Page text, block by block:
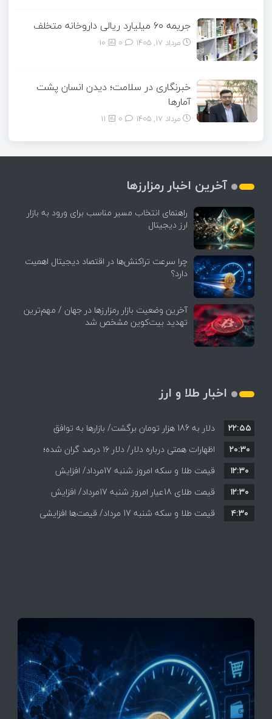
جریمه ۶۰ میلیارد ریالی داروخانه متخلف
مرداد ۱۷, ۱۴۰۵ 10
خبرنگاری در سلامت؛ دیدن انسان پشت
آمارها
مرداد ۱۷, ۱۴۰۵ 11
آخرین اخبار رمزارزها
راهنمای انتخاب مسیر مناسب برای ورود به بازار
ارز دیجیتال
چرا سرعت تراکنش‌ها در اقتصاد دیجیتال اهمیت
دارد؟
آخرین وضعیت بازار رمزارزها در جهان / مهم‌ترین
تهدید بیت‌کوین مشخص شد
اخبار طلا و ارز
دلار به 186 هزار تومان برگشت/ بازارها به توافق
احتمالی هرمز چه واکنشی نشان دادند؟
۲۲:۵۵
اظهارات همتی درباره دلار/ دلار ۱۶ درصد گران شده؛
این افزایش طبیعی است
۲۰:۳۰
قیمت طلا و سکه امروز شنبه 17مرداد/ افزایش
همه قیمت ها + جدول و جزئیات
۱۲:۳۰
قیمت طلای 18عیار امروز شنبه 17مرداد/ افزایش
قیمت + جدول و جزئیات
۱۲:۳۰
قیمت طلا و سکه شنبه 17 مرداد/ قیمت‌ها افزایشی
۴:۳۰